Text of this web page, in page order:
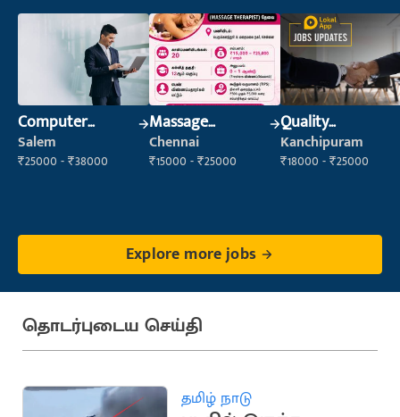
Computer
Operator
Salem
₹25000 - ₹38000
Massage
Therapist
Chennai
₹15000 - ₹25000
Quality
Inspector
Kanchipuram
₹18000 - ₹25000
Explore more jobs
தொடர்புடைய செய்தி
தமிழ் நாடு